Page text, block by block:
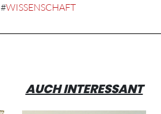
#WISSENSCHAFT
AUCH INTERESSANT